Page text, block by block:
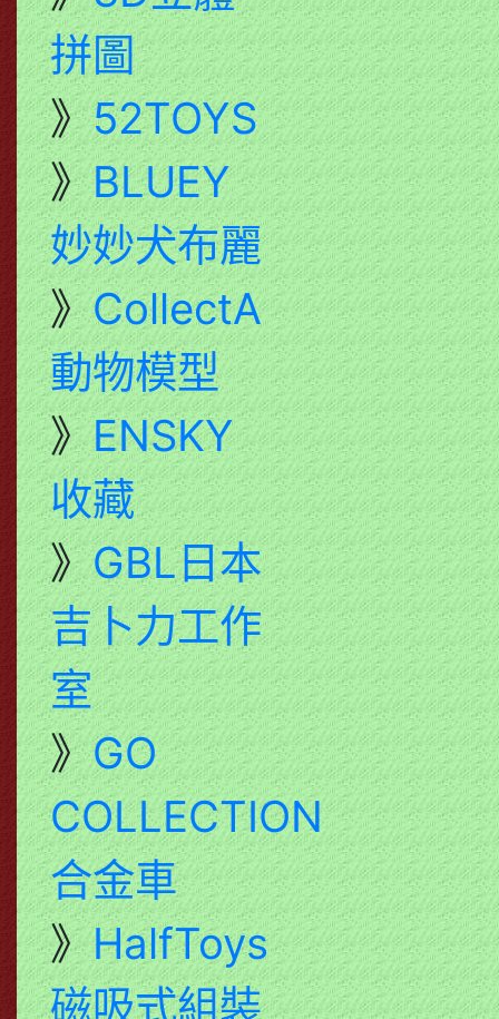
拼圖
》52TOYS
》BLUEY
妙妙犬布麗
》CollectA
動物模型
》ENSKY
收藏
》GBL日本
吉卜力工作
室
》GO
COLLECTION
合金車
》HalfToys
磁吸式組裝